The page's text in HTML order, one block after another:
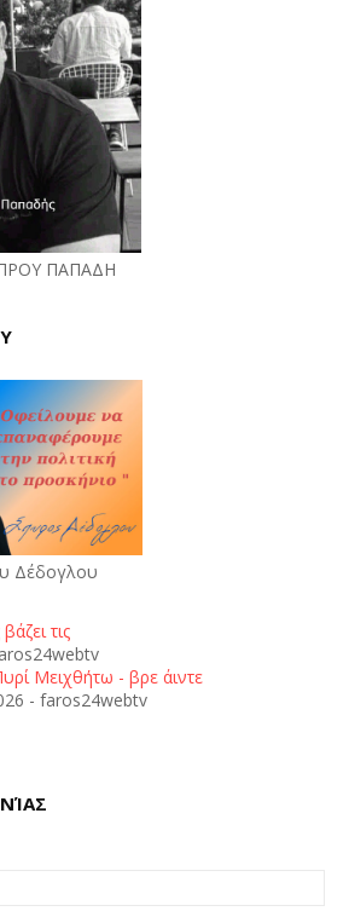
ΠΑΠΑΔΗ
Δέδογλου
τις
Μειχθήτω - βρε άιντε
- faros24webtv